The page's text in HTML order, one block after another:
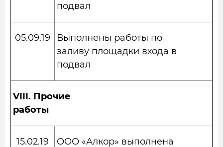
подвал
05.09.19
Выполнены работы по
заливу площадки входа в
подвал
VIII. Прочие
работы
15.02.19
ООО «Алкор» выполнена